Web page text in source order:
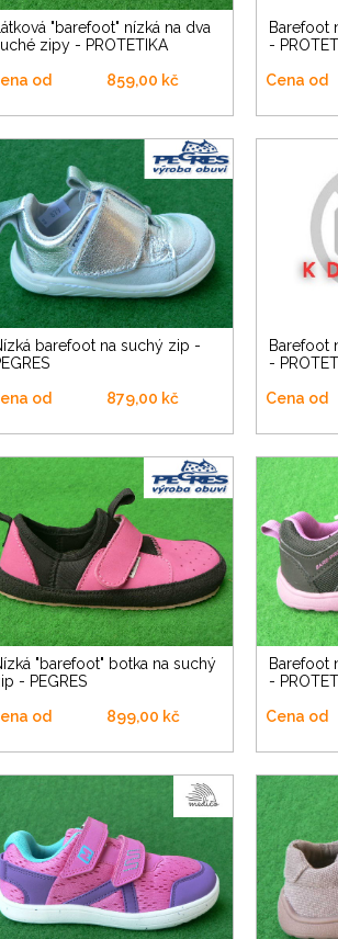
dva
zipy - PROTETIKA
od 859,00 kč
Barefoot nízká na dva suché zipy
-
Cena od
zip -
od 879,00 kč
Barefoot nízká na dva suché zipy
-
Cena od
- PEGRES
od 899,00 kč
Barefoot nízká na dva suché zipy
-
Cena od